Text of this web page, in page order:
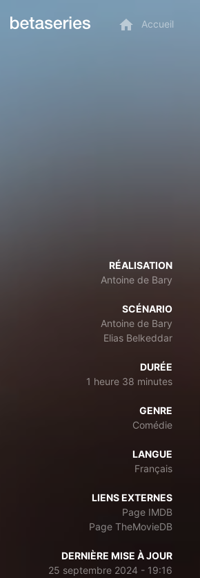
Accueil
RÉALISATION
Antoine de Bary
SCÉNARIO
Antoine de Bary
Elias Belkeddar
DURÉE
1 heure 38 minutes
GENRE
Comédie
LANGUE
Français
LIENS EXTERNES
Page IMDB
Page TheMovieDB
DERNIÈRE MISE À JOUR
25 septembre 2024 - 19:16